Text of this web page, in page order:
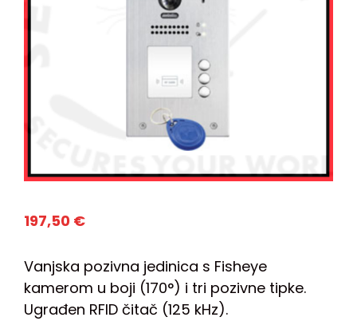
197,50 €
Vanjska pozivna jedinica s Fisheye
kamerom u boji (170°) i tri pozivne tipke.
Ugrađen RFID čitač (125 kHz).